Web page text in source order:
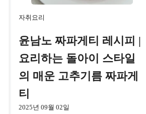
자취요리
윤남노 짜파게티 레시피 |
요리하는 돌아이 스타일
의 매운 고추기름 짜파게
티
2025년 09월 02일